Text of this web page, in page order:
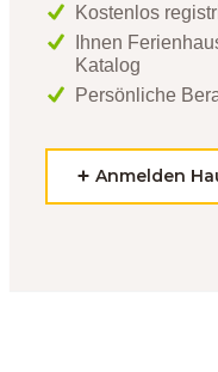
Kostenlos
Ihnen
Katalog
Persönliche
Anmelden